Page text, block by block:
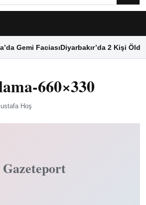
Gemi FaciasıDiyarbakır’da 2 Kişi Öldü
660×330
Hoş
Gazeteport